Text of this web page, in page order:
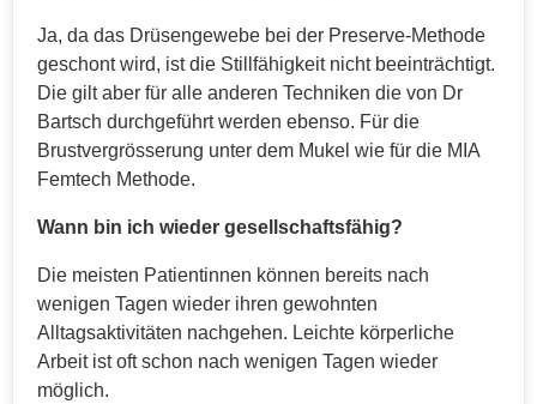
Ja, da das Drüsengewebe bei der Preserve-Methode
geschont wird, ist die Stillfähigkeit nicht beeinträchtigt.
Die gilt aber für alle anderen Techniken die von Dr
Bartsch durchgeführt werden ebenso. Für die
Brustvergrösserung unter dem Mukel wie für die MIA
Femtech Methode.
Wann bin ich wieder gesellschaftsfähig?
Die meisten Patientinnen können bereits nach
wenigen Tagen wieder ihren gewohnten
Alltagsaktivitäten nachgehen. Leichte körperliche
Arbeit ist oft schon nach wenigen Tagen wieder
möglich.